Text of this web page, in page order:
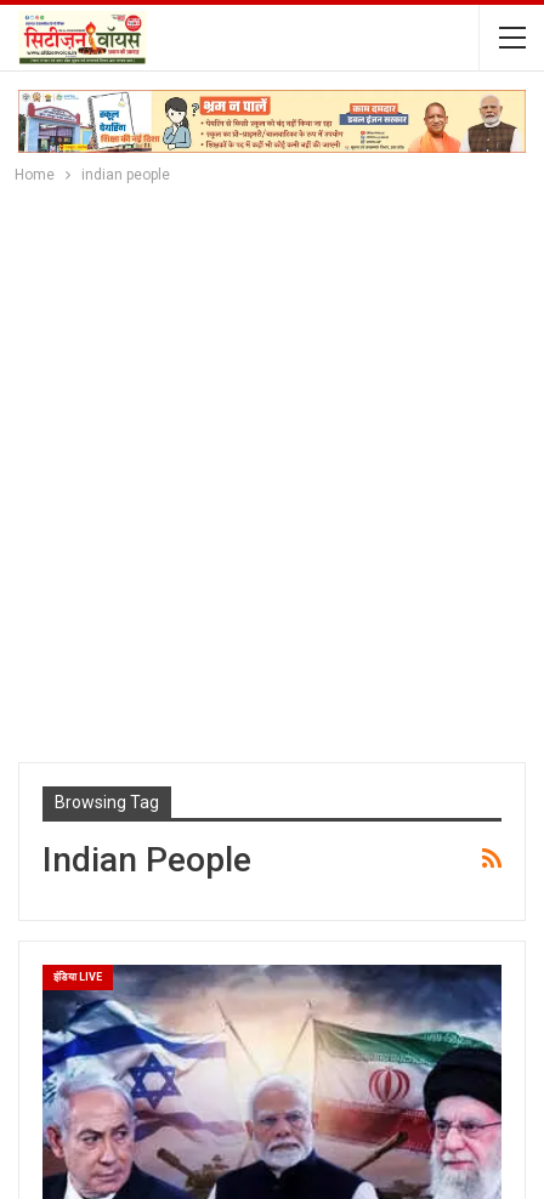
Home indian people
Browsing Tag
Indian People
इंडिया LIVE